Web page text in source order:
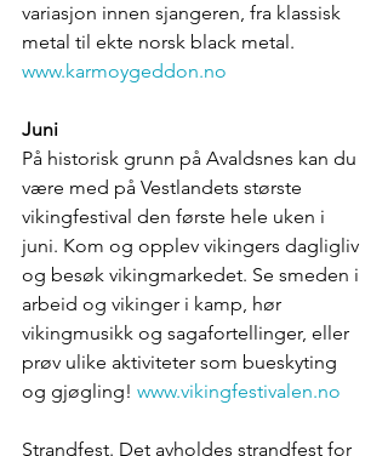
variasjon innen sjangeren, fra klassisk
metal til ekte norsk black metal.
www.karmoygeddon.no
Juni
På historisk grunn på Avaldsnes kan du
være med på Vestlandets største
vikingfestival den første hele uken i
juni. Kom og opplev vikingers dagligliv
og besøk vikingmarkedet. Se smeden i
arbeid og vikinger i kamp, hør
vikingmusikk og sagafortellinger, eller
prøv ulike aktiviteter som bueskyting
og gjøgling! www.vikingfestivalen.no
Strandfest. Det avholdes strandfest for